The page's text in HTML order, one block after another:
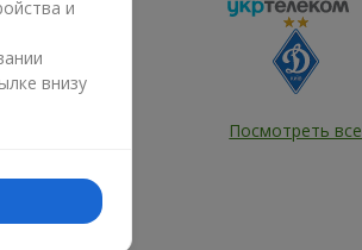
Посмотреть все
и
внизу